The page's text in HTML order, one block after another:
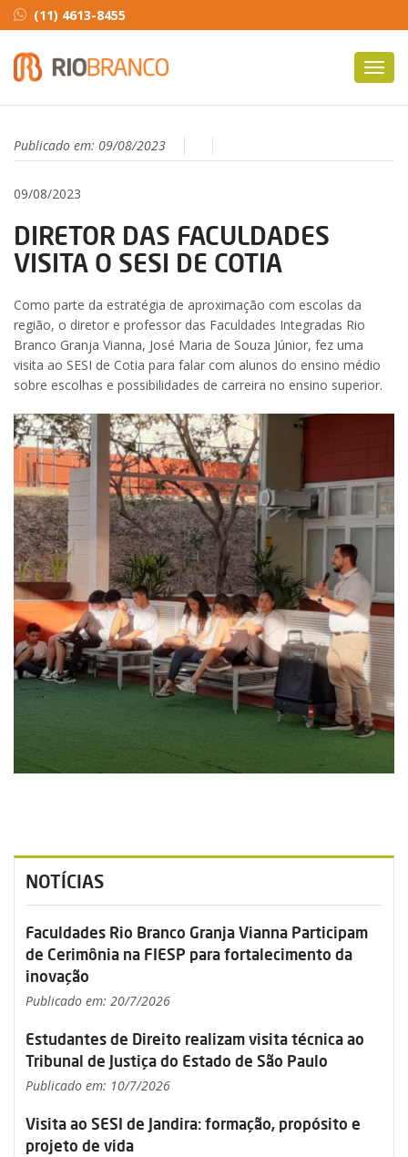
(11) 4613-8455
Publicado em: 09/08/2023
09/08/2023
DIRETOR DAS FACULDADES
VISITA O SESI DE COTIA
Como parte da estratégia de aproximação com escolas da
região, o diretor e professor das Faculdades Integradas Rio
Branco Granja Vianna, José Maria de Souza Júnior, fez uma
visita ao SESI de Cotia para falar com alunos do ensino médio
sobre escolhas e possibilidades de carreira no ensino superior.
NOTÍCIAS
Faculdades Rio Branco Granja Vianna Participam
de Cerimônia na FIESP para fortalecimento da
inovação
Publicado em: 20/7/2026
Estudantes de Direito realizam visita técnica ao
Tribunal de Justiça do Estado de São Paulo
Publicado em: 10/7/2026
Visita ao SESI de Jandira: formação, propósito e
projeto de vida